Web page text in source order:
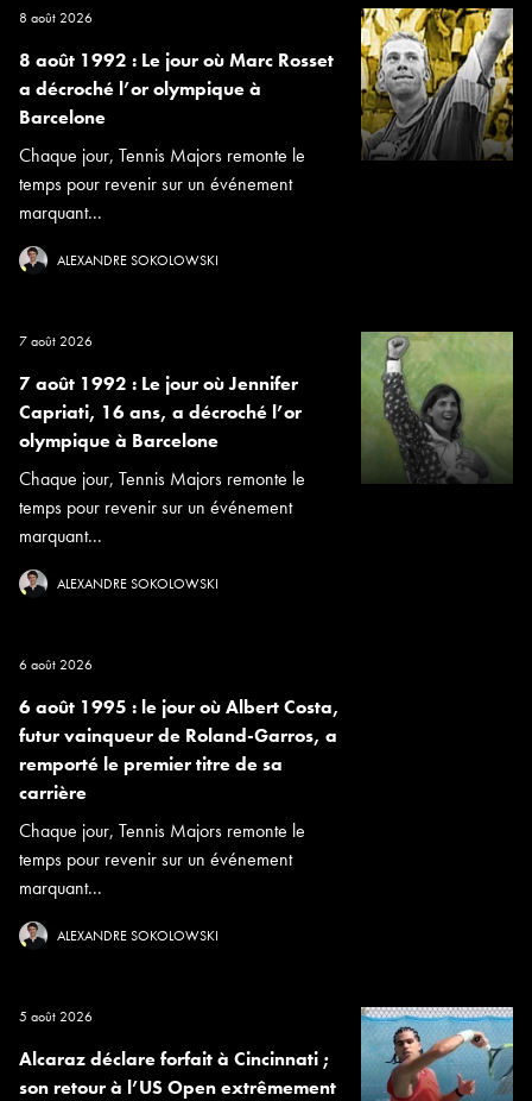
8 août 2026
8 août 1992 : Le jour où Marc Rosset
a décroché l’or olympique à
Barcelone
Chaque jour, Tennis Majors remonte le
temps pour revenir sur un événement
marquant...
ALEXANDRE SOKOLOWSKI
7 août 2026
7 août 1992 : Le jour où Jennifer
Capriati, 16 ans, a décroché l’or
olympique à Barcelone
Chaque jour, Tennis Majors remonte le
temps pour revenir sur un événement
marquant...
ALEXANDRE SOKOLOWSKI
6 août 2026
6 août 1995 : le jour où Albert Costa,
futur vainqueur de Roland-Garros, a
remporté le premier titre de sa
carrière
Chaque jour, Tennis Majors remonte le
temps pour revenir sur un événement
marquant...
ALEXANDRE SOKOLOWSKI
5 août 2026
Alcaraz déclare forfait à Cincinnati ;
son retour à l’US Open extrêmement